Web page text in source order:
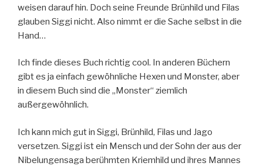
weisen darauf hin. Doch seine Freunde Brünhild und Filas
glauben Siggi nicht. Also nimmt er die Sache selbst in die
Hand…
Ich finde dieses Buch richtig cool. In anderen Büchern
gibt es ja einfach gewöhnliche Hexen und Monster, aber
in diesem Buch sind die „Monster“ ziemlich
außergewöhnlich.
Ich kann mich gut in Siggi, Brünhild, Filas und Jago
versetzen. Siggi ist ein Mensch und der Sohn der aus der
Nibelungensaga berühmten Kriemhild und ihres Mannes